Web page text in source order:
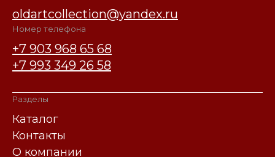
oldartcollection@yandex.ru
Номер телефона
+7 903 968 65 68
+7 993 349 26 58
Разделы
Каталог
Контакты
О компании